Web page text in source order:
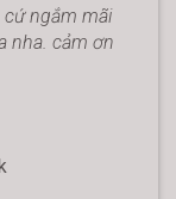
cứ ngắm mãi
nha. cảm ơn